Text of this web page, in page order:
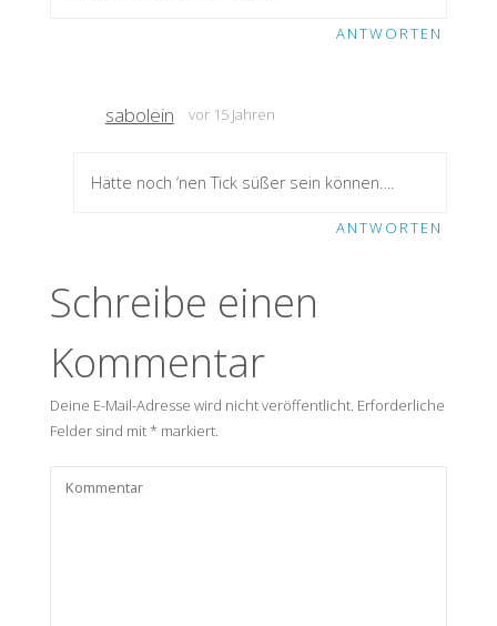
ANTWORTEN
sabolein vor 15 Jahren
Hätte noch ‘nen Tick süßer sein können….
ANTWORTEN
Schreibe einen
Kommentar
Deine E-Mail-Adresse wird nicht veröffentlicht. Erforderliche
Felder sind mit*markiert.